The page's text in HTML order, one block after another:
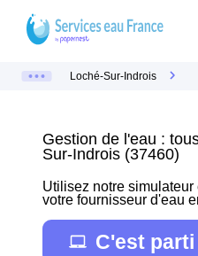
Loché-Sur-Indrois
Gestion de l'eau :
Sur-Indrois (37460)
Utilisez notre
votre fournisseur d'eau
C'est parti